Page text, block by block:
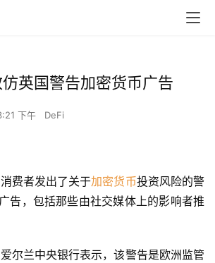
英国警告加密货币广告
下午 DeFi
费者发出了关于加密货币投资风险的警
告，包括那些由社交媒体上的影响者推
尔兰中央银行表示，该警告是欧洲监管